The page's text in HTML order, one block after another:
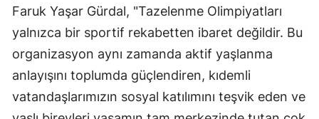
Faruk Yaşar Gürdal, "Tazelenme Olimpiyatları
yalnızca bir sportif rekabetten ibaret değildir. Bu
organizasyon aynı zamanda aktif yaşlanma
anlayışını toplumda güçlendiren, kıdemli
vatandaşlarımızın sosyal katılımını teşvik eden ve